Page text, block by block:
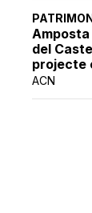
del
projecte
ACN